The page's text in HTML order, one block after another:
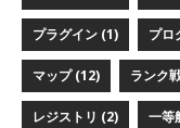
プラグイン (1) プロ
マップ (12) ランク
レジストリ (2) 一等